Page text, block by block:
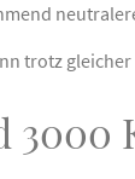
trotz
3000